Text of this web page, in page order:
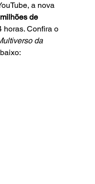
a nova
de
horas. Confira o
da